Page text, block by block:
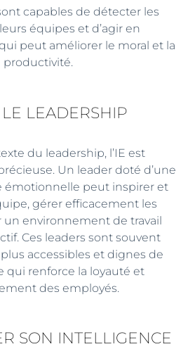
capables de détecter les
équipes et d’agir en
peut améliorer le moral et la
productivité.
LE LEADERSHIP
du leadership, l’IE est
Un leader doté d’une
émotionnelle peut inspirer et
gérer efficacement les
un environnement de travail
Ces leaders sont souvent
accessibles et dignes de
qui renforce la loyauté et
des employés.
SON INTELLIGENCE